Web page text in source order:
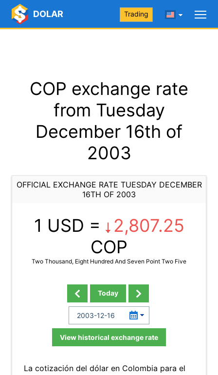
DOLAR Trading
COP exchange rate
from Tuesday
December 16th of
2003
OFFICIAL EXCHANGE RATE TUESDAY DECEMBER
16TH OF 2003
1 USD =
2,807.25
COP
Two Thousand, Eight Hundred And Seven Point Two Five
Today
View historical exchange rate
La cotización del dólar en Colombia para el